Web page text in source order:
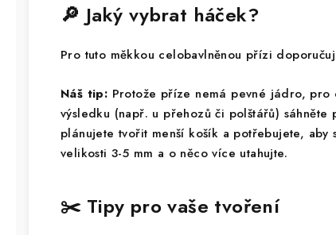
🔎 Jaký vybrat háček?
Pro tuto měkkou celobavlněnou přízi
Náš tip: Protože příze nemá pevné jádro, pro
výsledku (např. u přehozů či polštářů) sáhněte
plánujete tvořit menší košík a potřebujete,
velikosti 3-5 mm a o něco více utahujte.
✂️ Tipy pro vaše tvoření